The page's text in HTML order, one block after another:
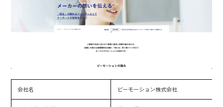
会社名 ビーモーション株式会社